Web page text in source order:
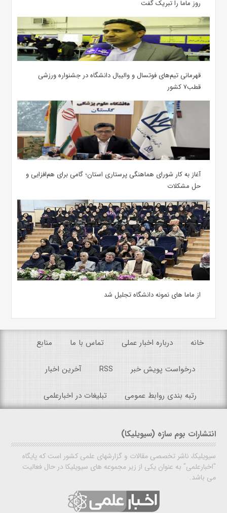
روز ماما را تبریک گفت
قهرمانی تیم‌های فوتسال و والیبال دانشگاه در جشنواره ورزشی
قطب۷ کشور
آغاز به کار شورای هماهنگی پرستاری استان؛ گامی برای هم‌افزایی و
حل مشکلات
از ماما های نمونه دانشگاه تجلیل شد
خانه درباره اخبار عملی تماس با ما منابع
درخواست پویش خبر RSS آخرین اخبار
رتبه بندی روابط عمومی تبلیغات در اخبارعلمی
انتشارات بوم سازه (سیویلیکا)
سیویلیکا، ناشر تخصصی مقالات و گزارشهای علمی کشور است که پایگاه
"اخبارعلمی" به عنوان یکی از زیر مجموعه های سیویلیکا در حال فعالیت
می باشد.